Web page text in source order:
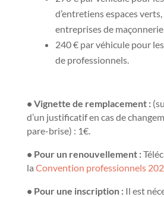
d’entretiens espaces
entreprises de
240 € par véhicule pour
de professionnels.
• Vignette de remplacement :
d’un justificatif en cas de
pare-brise) : 1€.
• Pour un renouvellement :
la Convention professionnels
• Pour une inscription : Il est